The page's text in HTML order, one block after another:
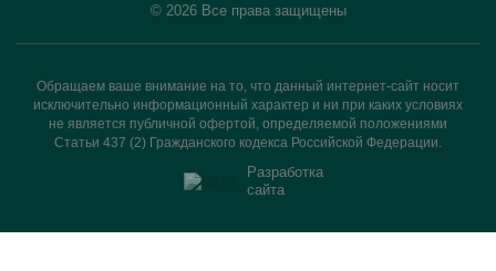
© 2026 Все права защищены
Обращаем ваше внимание на то, что данный интернет-сайт носит
исключительно информационный характер и ни при каких условиях
не является публичной офертой, определяемой положениями
Статьи 437 (2) Гражданского кодекса Российской Федерации.
Разработка
сайта